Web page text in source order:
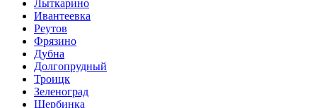
Лыткарино
Ивантеевка
Реутов
Фрязино
Дубна
Долгопрудный
Троицк
Зеленоград
Щербинка